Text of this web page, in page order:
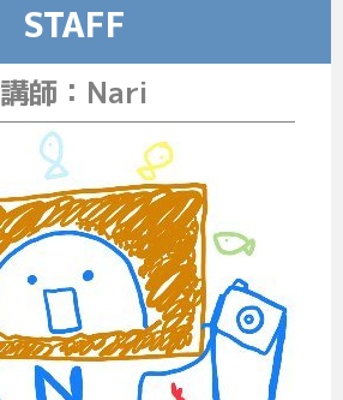
STAFF
講師：Nari